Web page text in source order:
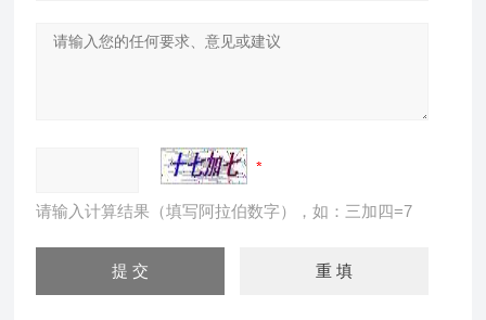
请输入计算结果（填写阿拉伯数字），如：三加四=7